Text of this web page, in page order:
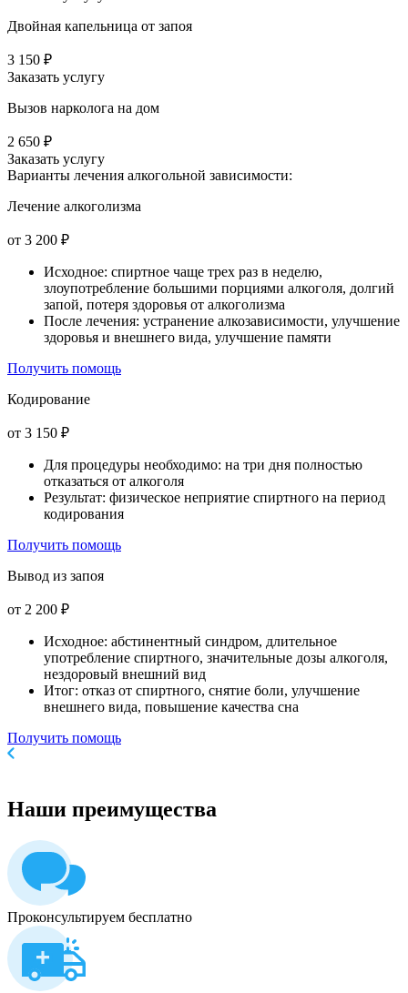
Двойная капельница от запоя
3 150 ₽
Заказать услугу
Вызов нарколога на дом
2 650 ₽
Заказать услугу
Варианты лечения алкогольной зависимости:
Лечение алкоголизма
от 3 200 ₽
Исходное: спиртное чаще трех раз в неделю,
злоупотребление большими порциями алкоголя, долгий
запой, потеря здоровья от алкоголизма
После лечения: устранение алкозависимости, улучшение
здоровья и внешнего вида, улучшение памяти
Получить помощь
Кодирование
от 3 150 ₽
Для процедуры необходимо: на три дня полностью
отказаться от алкоголя
Результат: физическое неприятие спиртного на период
кодирования
Получить помощь
Вывод из запоя
от 2 200 ₽
Исходное: абстинентный синдром, длительное
употребление спиртного, значительные дозы алкоголя,
нездоровый внешний вид
Итог: отказ от спиртного, снятие боли, улучшение
внешнего вида, повышение качества сна
Получить помощь
Наши преимущества
Проконсультируем бесплатно